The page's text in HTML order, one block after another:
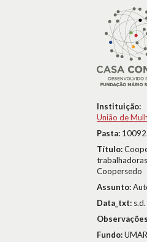
Instituição:
União de
Pasta:
Título:
Coopersedo
Assunto:
Data_txt: s.d.
Fundo:UMAR